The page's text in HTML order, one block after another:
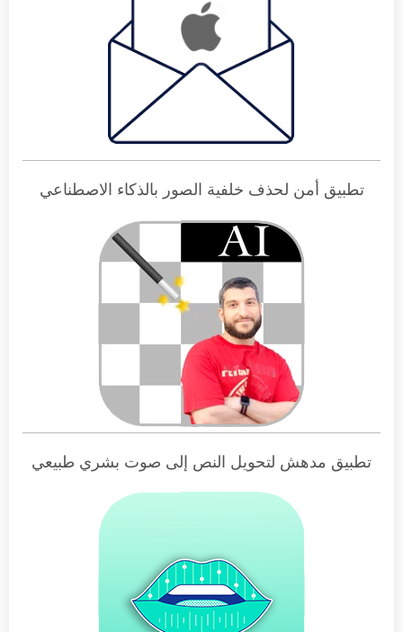
تطبيق أمن لحذف خلفية الصور بالذكاء الاصطناعي
تطبيق مدهش لتحويل النص إلى صوت بشري طبيعي